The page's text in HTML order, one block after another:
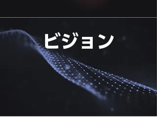
ビジョン